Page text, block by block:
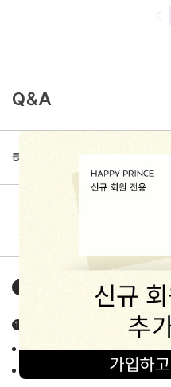
Q&A
등록된 문의가 없습니다.
구매가이드
품목 : 유아동 악세사리/잡화류
제조사/제조국 : 상품별 상이 (각 상품 상